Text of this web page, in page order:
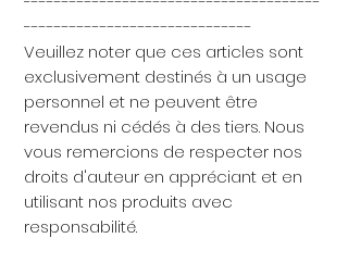
------------------------------
Veuillez noter que ces articles sont
exclusivement destinés à un usage
personnel et ne peuvent être
revendus ni cédés à des tiers. Nous
vous remercions de respecter nos
droits d'auteur en appréciant et en
utilisant nos produits avec
responsabilité.